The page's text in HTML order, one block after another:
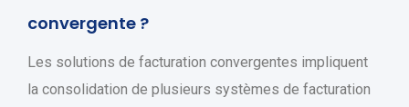
convergente ?
Les solutions de facturation convergentes impliquent
la consolidation de plusieurs systèmes de facturation